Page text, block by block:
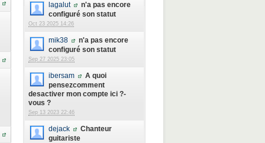
lagalut
n'a pas encore
configuré son statut
Oct 23 2025 14:26
mik38
n'a pas encore
configuré son statut
Sep 27 2025 23:05
ibersam
A quoi
pensezcomment
desactiver mon compte ici ?-
vous ?
Sep 13 2023 22:46
dejack
Chanteur
guitariste